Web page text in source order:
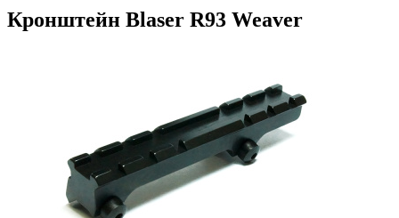
Кронштейн Blaser R93 Weaver